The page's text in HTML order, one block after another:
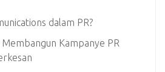
dalam PR?
Kampanye PR